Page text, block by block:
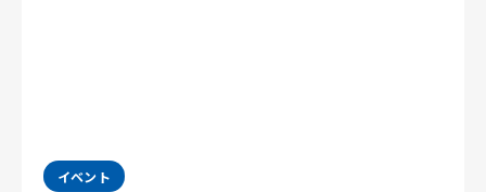
イベント